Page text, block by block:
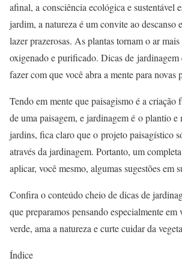
afinal, a consciência ecológica e sustentável
jardim, a natureza é um convite ao descanso
lazer prazerosas. As plantas tornam o ar
oxigenado e purificado. Dicas de jardinagem
fazer com que você abra a mente para novas
Tendo em mente que paisagismo é a criação
de uma paisagem, e jardinagem é o plantio e
jardins, fica claro que o projeto paisagístico
através da jardinagem. Portanto, um
aplicar, você mesmo, algumas sugestões em
Confira o conteúdo cheio de dicas de
que preparamos pensando especialmente
verde, ama a natureza e curte cuidar da
Índice